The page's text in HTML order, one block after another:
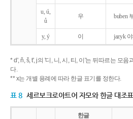
u, ú,
ů
우 buben
y, ý 이 jazyk야
* d', ň, š, t', j의 '디, 니, 시, 티, 이'는 뒤따르는 모
다.
** x는 개별 용례에 따라 한글 표기를 정한다.
표 8 세르보크로아트어 자모와 한글 대조표
한글